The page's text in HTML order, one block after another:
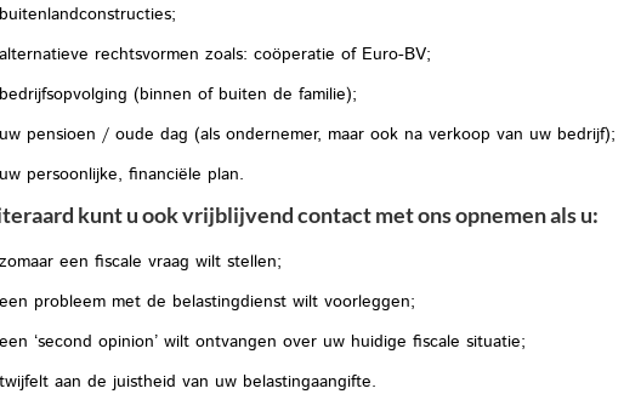
buitenlandconstructies;
alternatieve rechtsvormen zoals: coöperatie of Euro-BV;
bedrijfsopvolging (binnen of buiten de familie);
uw pensioen / oude dag (als ondernemer, maar ook na verkoop van uw bedrijf);
uw persoonlijke, financiële plan.
kunt u ook vrijblijvend contact met ons opnemen als u:
zomaar een fiscale vraag wilt stellen;
een probleem met de belastingdienst wilt voorleggen;
een ‘second opinion’ wilt ontvangen over uw huidige fiscale situatie;
twijfelt aan de juistheid van uw belastingaangifte.